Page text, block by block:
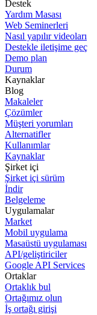
Destek
Yardım Masası
Web Seminerleri
Nasıl yapılır videoları
Destekle iletişime geç
Demo plan
Durum
Kaynaklar
Blog
Makaleler
Çözümler
Müşteri yorumları
Alternatifler
Kullanımlar
Kaynaklar
Şirket içi
Şirket içi sürüm
İndir
Belgeleme
Uygulamalar
Market
Mobil uygulama
Masaüstü uygulaması
API/geliştiriciler
Google API Services
Ortaklar
Ortaklık bul
Ortağımız olun
İş ortağı girişi